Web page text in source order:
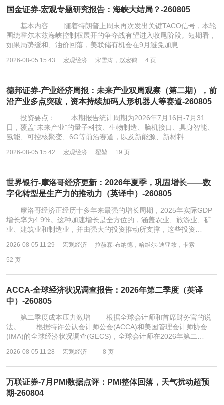
国金证券-宏观专题研究报告：海峡大结局？-260805
基本内容 随着特朗普上周末再次发出关键TACO信号，本轮
围绕霍尔木兹海峡控制权展开的争夺战有望进入收尾阶段。短期看，
如果局势缓和、油价回落，美联储有机会在9月避免加息…
2026-08-05 15:43 宏观经济 宋雪涛，赵宏鹤 4 页
德邦证券-产业经济周报：未来产业双周观察（第二期），前
沿产业多点突破，资本持续加码人形机器人等赛道-260805
投资要点： 本期报告统计周期为2026年7月16日-7月31
日，覆盖“未来产业”的量子科技、生物制造、脑机接口、具身智能、
氢能、可控核聚变、6G等前沿赛道，以及新能源、新材料…
2026-08-05 15:42 宏观经济 翟堃 19 页
世界银行-摩洛哥经济更新：2026年夏季，巩固增长——数
字化转型是生产力的推动力（英译中）-260805
摩洛哥经济正经历十多年来最强的增长周期，2025年实际GDP
增长率为4.9%。这种加速增长是全方位的，涵盖农业、旅游业、矿
业、建筑业和制造业，并由强大的投资推动所支撑，这些投资…
2026-08-05 11:29 宏观经济 拉赫森·布纳德，哈维尔·迪亚兹，卡索
52 页
ACCA-全球经济状况调查报告：2026年第二季度（英译
中）-260805
第二季度成本压力激增 根据全球会计师和首席财务官的说
法。 根据特许公认会计师公会(ACCA)和美国管理会计师协会
(IMA)的全球经济状况调查(GECS)，全球会计师在2026年第二…
2026-08-05 11:28 宏观经济 8 页
万联证券-7月PMI数据点评：PMI整体回落，天气扰动超预
期-260804